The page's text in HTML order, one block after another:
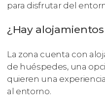
para disfrutar del
¿Hay
La zona cuenta con
de huéspedes, una
quieren una
al entorno.